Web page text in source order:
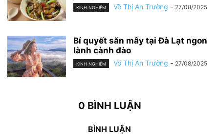
KINH NGHIỆM Võ Thị An Trường - 27/08/2025
Bí quyết săn mây tại Đà Lạt ngon
lành cành đào
KINH NGHIỆM Võ Thị An Trường - 27/08/2025
0 BÌNH LUẬN
BÌNH LUẬN